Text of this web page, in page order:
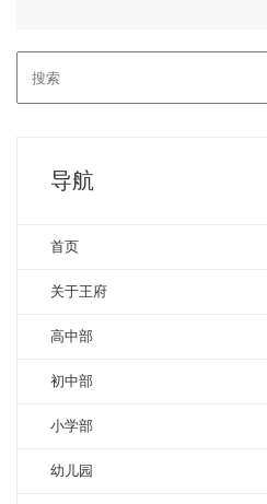
导航
首页
关于王府
高中部
初中部
小学部
幼儿园